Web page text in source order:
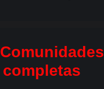
Comunidades
completas